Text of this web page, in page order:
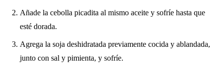
Añade la cebolla picadita al mismo aceite y sofríe hasta que
esté dorada.
Agrega la soja deshidratada previamente cocida y ablandada,
junto con sal y pimienta, y sofríe.